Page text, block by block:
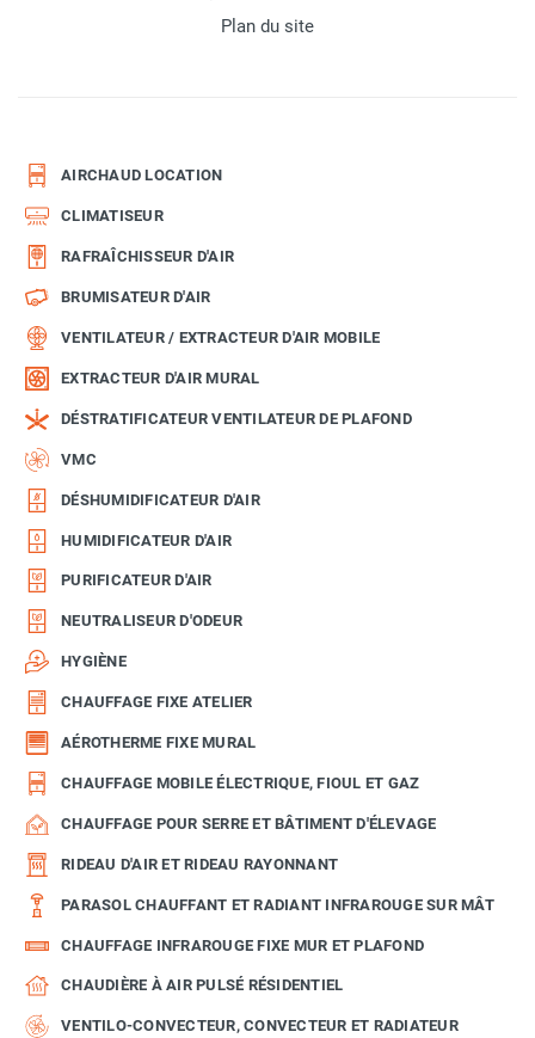
Plan du site
AIRCHAUD LOCATION
CLIMATISEUR
RAFRAÎCHISSEUR D'AIR
BRUMISATEUR D'AIR
VENTILATEUR / EXTRACTEUR D'AIR MOBILE
EXTRACTEUR D'AIR MURAL
DÉSTRATIFICATEUR VENTILATEUR DE PLAFOND
VMC
DÉSHUMIDIFICATEUR D'AIR
HUMIDIFICATEUR D'AIR
PURIFICATEUR D'AIR
NEUTRALISEUR D'ODEUR
HYGIÈNE
CHAUFFAGE FIXE ATELIER
AÉROTHERME FIXE MURAL
CHAUFFAGE MOBILE ÉLECTRIQUE, FIOUL ET GAZ
CHAUFFAGE POUR SERRE ET BÂTIMENT D'ÉLEVAGE
RIDEAU D'AIR ET RIDEAU RAYONNANT
PARASOL CHAUFFANT ET RADIANT INFRAROUGE SUR MÂT
CHAUFFAGE INFRAROUGE FIXE MUR ET PLAFOND
CHAUDIÈRE À AIR PULSÉ RÉSIDENTIEL
VENTILO-CONVECTEUR, CONVECTEUR ET RADIATEUR